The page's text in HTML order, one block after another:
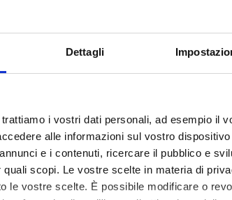
Dettagli
trattiamo i vostri dati personali, ad esempio il
alle informazioni sul vostro
e i contenuti, ricercare il pubblico e
scopi. Le vostre scelte in materia di
le vostre scelte. È possibile modificare o